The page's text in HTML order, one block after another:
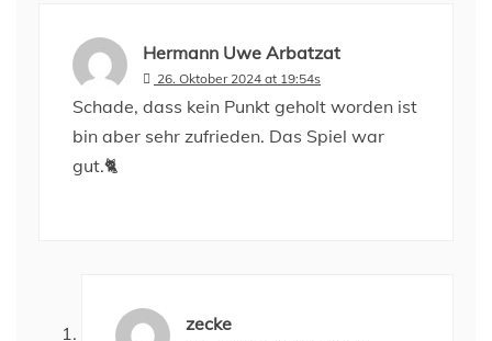
Hermann Uwe Arbatzat
26. Oktober 2024 at 19:54s
Schade, dass kein Punkt geholt worden ist
bin aber sehr zufrieden. Das Spiel war
gut.🐈
zecke